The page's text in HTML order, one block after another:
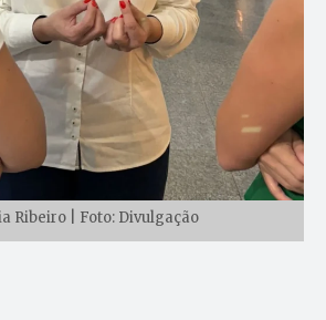
Ribeiro | Foto: Divulgação